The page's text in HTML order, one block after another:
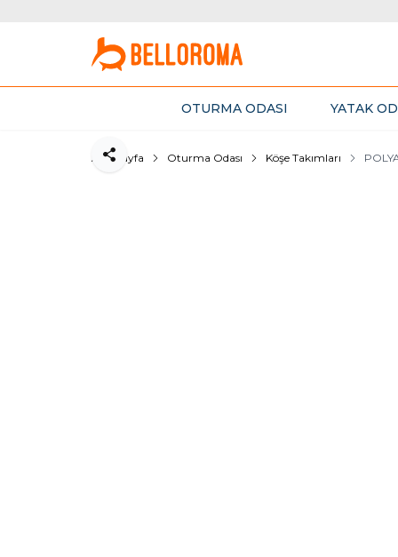
OTURMA ODASI YATAK
Ana Sayfa Oturma Odası Köşe Takımları
Paylaş